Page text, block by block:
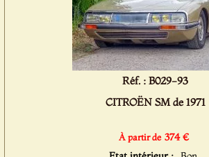
Réf. : B029-93
CITROËN SM de 1971
À partir de 374 €